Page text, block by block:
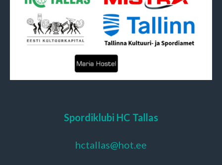
Spordiklubi HC Tallas
hctallas@hot.ee